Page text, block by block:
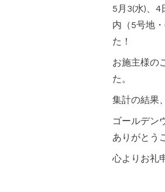
5月3(水)、4
内（5号地・
た！
お施主様の
た。
集計の結果
ゴールデン
ありがとう
心よりお礼